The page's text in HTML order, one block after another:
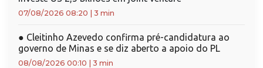
07/08/2026 08:20 3 min
● Cleitinho Azevedo confirma pré-candidatura ao
governo de Minas e se diz aberto a apoio do PL
08/08/2026 00:10 3 min